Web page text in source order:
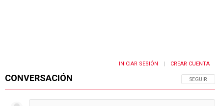
CONVERSACIÓN SIGA ESTA
SEGUIR
INICIAR SESIÓN CREAR CUENTA